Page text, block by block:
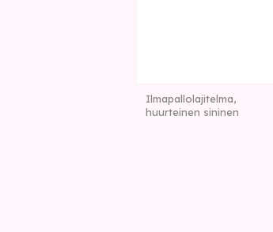
Ilmapallolajitelma,
huurteinen sininen